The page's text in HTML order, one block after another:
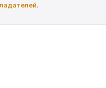
.